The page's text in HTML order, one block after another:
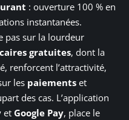
: ouverture 100 % en
instantanées.
pas sur la lourdeur
gratuites, dont la
renforcent l’attractivité,
les paiements et
des cas. L’application
et Google Pay, place le